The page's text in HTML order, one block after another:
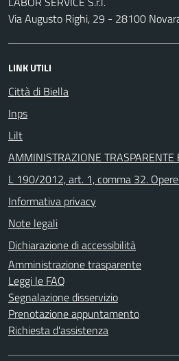
Via Augusto Righi, 29 - 28100
LINK UTILI
Città di Biella
Inps
Lilt
AMMINISTRAZIONE TRASPARENTE
L 190/2012, art. 1, comma 32.
Informativa privacy
Note legali
Dichiarazione di accessibilità
Amministrazione trasparente
Leggi le FAQ
Segnalazione disservizio
Prenotazione appuntamento
Richiesta d'assistenza